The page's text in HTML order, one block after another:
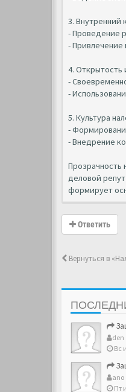
3. Внутренний
- Проведение
- Привлечение
4. Открытость
-
-
5. Культура
-
- Внедрение
Прозрачность
деловой
формирует
Ответить
Вернуться в
den
Вс
ano
Пт